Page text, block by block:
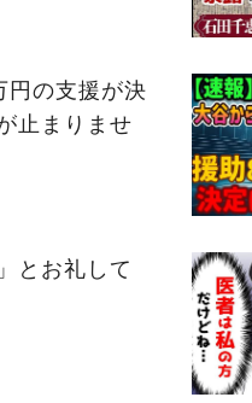
円の支援が決
止まりませ
とお礼して